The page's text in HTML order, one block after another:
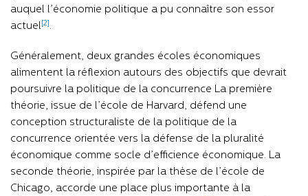
auquel l’économie politique a pu connaître son essor
actuel [2] .
Généralement, deux grandes écoles économiques
alimentent la réflexion autours des objectifs que devrait
poursuivre la politique de la concurrence La première
théorie, issue de l’école de Harvard, défend une
conception structuraliste de la politique de la
concurrence orientée vers la défense de la pluralité
économique comme socle d’efficience économique. La
seconde théorie, inspirée par la thèse de l’école de
Chicago, accorde une place plus importante à la